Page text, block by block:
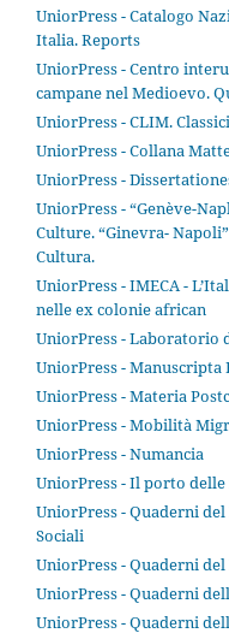
UniorPress - Catalogo
Italia. Reports
UniorPress - Centro
campane nel Medioevo.
UniorPress - CLIM.
UniorPress - Collana
UniorPress -
UniorPress - “Genève-
Culture. “Ginevra-
Cultura.
UniorPress - IMECA -
nelle ex colonie african
UniorPress - Laboratorio
UniorPress - Manuscripta
UniorPress - Materia
UniorPress - Mobilità
UniorPress - Numancia
UniorPress - Il porto delle
UniorPress - Quaderni
Sociali
UniorPress - Quaderni
UniorPress - Quaderni
UniorPress - Quaderni